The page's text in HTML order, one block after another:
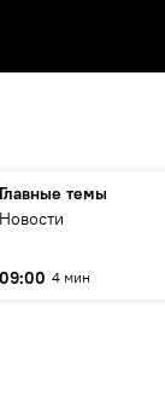
Главные темы
Новости
09:00 4 мин